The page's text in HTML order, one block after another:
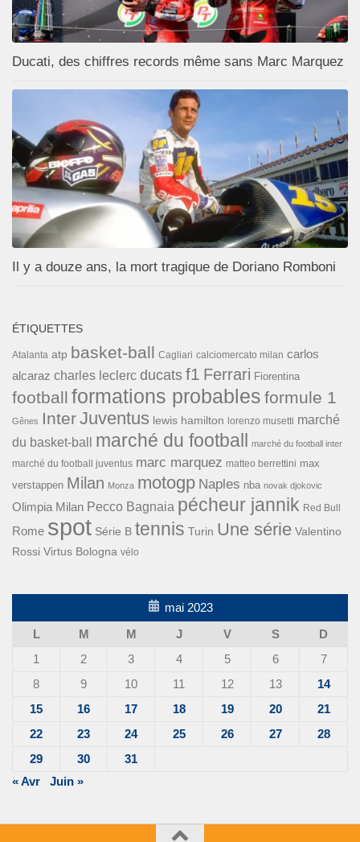
Ducati, des chiffres records même sans Marc Marquez
Il y a douze ans, la mort tragique de Doriano Romboni
ÉTIQUETTES
Atalanta atp basket-ball Cagliari calciomercato milan carlos
alcaraz charles leclerc ducats f1 Ferrari Fiorentina
football formations probables formule 1
Gênes InterJuventus lewis hamilton lorenzo musetti marché
du basket-ball
marché du football marché du football inter
marché du football juventus marc marquez matteo berrettini max
verstappen Milan Monza motogp Naples nba novak djokovic
Olimpia Milan Pecco Bagnaia pécheur jannik Red Bull
Rome spot Série B tennis Turin Une série Valentino
Rossi Virtus Bologna vélo
mai 2023
L
M M J V S
D
1
2 3 4 5 6
7
8
9 10 11 12 13
14
15
16 17 18 19 20
21
22
23 24 25 26 27
28
29
30
31
« Avr
Juin »